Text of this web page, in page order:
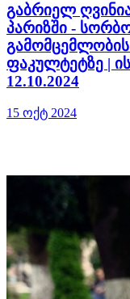
გაბრიელ
პარიზში -
ფაკულტეტზე |
12.10.2024
15 ოქტ 2024